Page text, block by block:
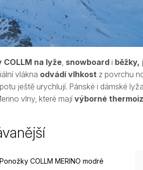
COLLM na lyže, snowboard i běžky,
vlákna odvádí vlhkost z povrchu
ještě urychlují. Pánské i dámské
vlny, které mají výborné
Ponožky COLLM MERINO modré